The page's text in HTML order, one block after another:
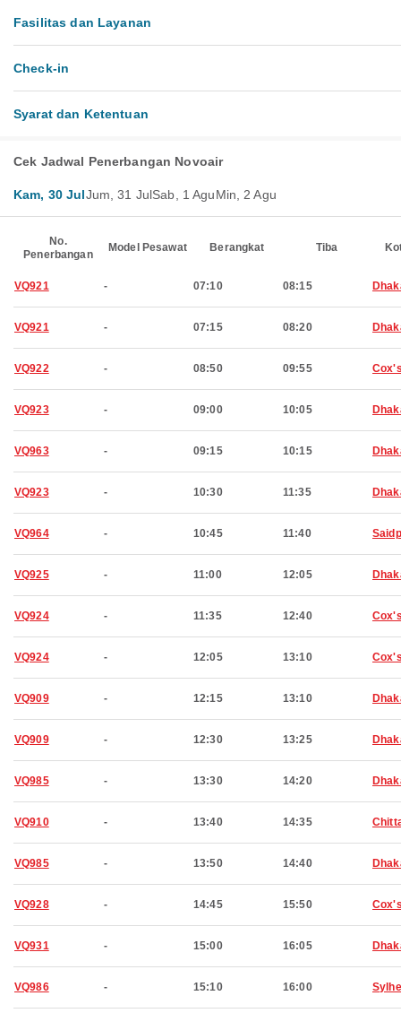
Fasilitas dan Layanan
Check-in
Syarat dan Ketentuan
Cek Jadwal Penerbangan Novoair
Kam, 30 JulJum, 31 JulSab, 1 AguMin, 2 Agu
No.
Penerbangan
Model Pesawat Berangkat Tiba
VQ921 - 07:10 08:15
VQ921 - 07:15 08:20
VQ922 - 08:50 09:55
VQ923 - 09:00 10:05
VQ963 - 09:15 10:15
VQ923 - 10:30 11:35
VQ964 - 10:45 11:40
VQ925 - 11:00 12:05
VQ924 - 11:35 12:40
VQ924 - 12:05 13:10
VQ909 - 12:15 13:10
VQ909 - 12:30 13:25
VQ985 - 13:30 14:20
VQ910 - 13:40 14:35
VQ985 - 13:50 14:40
VQ928 - 14:45 15:50
VQ931 - 15:00 16:05
VQ986 - 15:10 16:00